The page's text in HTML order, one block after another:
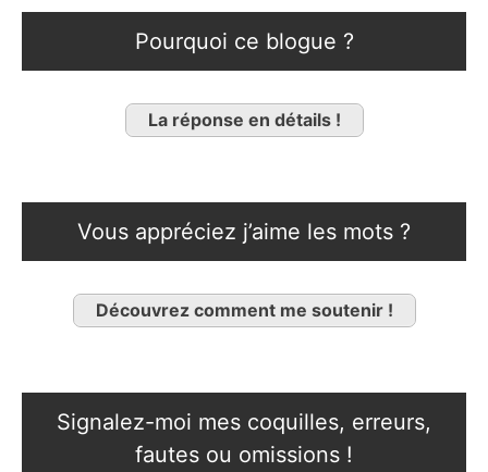
Pourquoi ce blogue ?
La réponse en détails !
Vous appréciez j’aime les mots ?
Découvrez comment me soutenir !
Signalez-moi mes coquilles, erreurs,
fautes ou omissions !